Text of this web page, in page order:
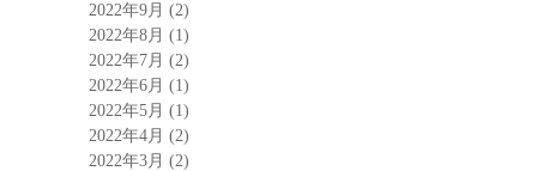
2022年9月 (2)
2022年8月 (1)
2022年7月 (2)
2022年6月 (1)
2022年5月 (1)
2022年4月 (2)
2022年3月 (2)